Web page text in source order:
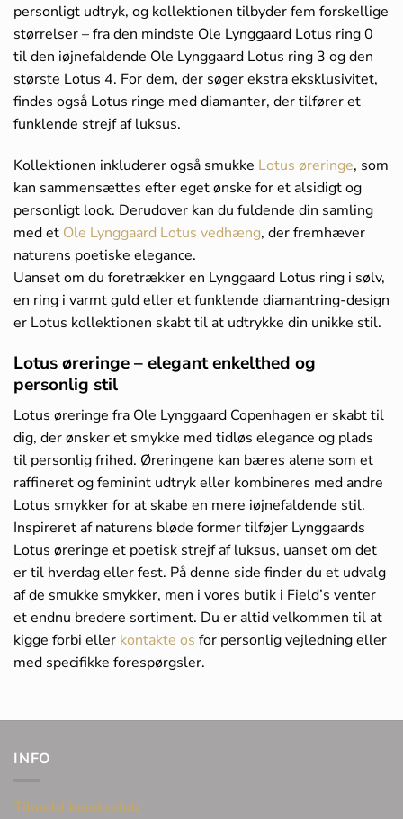
personligt udtryk, og kollektionen tilbyder fem forskellige
størrelser – fra den mindste Ole Lynggaard Lotus ring 0
til den iøjnefaldende Ole Lynggaard Lotus ring 3 og den
største Lotus 4. For dem, der søger ekstra eksklusivitet,
findes også Lotus ringe med diamanter, der tilfører et
funklende strejf af luksus.
Kollektionen inkluderer også smukke Lotus øreringe, som
kan sammensættes efter eget ønske for et alsidigt og
personligt look. Derudover kan du fuldende din samling
med et Ole Lynggaard Lotus vedhæng, der fremhæver
naturens poetiske elegance.
Uanset om du foretrækker en Lynggaard Lotus ring i sølv,
en ring i varmt guld eller et funklende diamantring-design
er Lotus kollektionen skabt til at udtrykke din unikke stil.
Lotus øreringe – elegant enkelthed og
personlig stil
Lotus øreringe fra Ole Lynggaard Copenhagen er skabt til
dig, der ønsker et smykke med tidløs elegance og plads
til personlig frihed. Øreringene kan bæres alene som et
raffineret og feminint udtryk eller kombineres med andre
Lotus smykker for at skabe en mere iøjnefaldende stil.
Inspireret af naturens bløde former tilføjer Lynggaards
Lotus øreringe et poetisk strejf af luksus, uanset om det
er til hverdag eller fest. På denne side finder du et udvalg
af de smukke smykker, men i vores butik i Field’s venter
et endnu bredere sortiment. Du er altid velkommen til at
kigge forbi eller kontakte os for personlig vejledning eller
med specifikke forespørgsler.
INFO
Tilmeld kundeklub